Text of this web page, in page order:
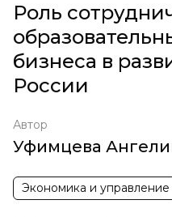
Роль
бизнеса в
России
Автор
Уфимцева
Экономика и управление